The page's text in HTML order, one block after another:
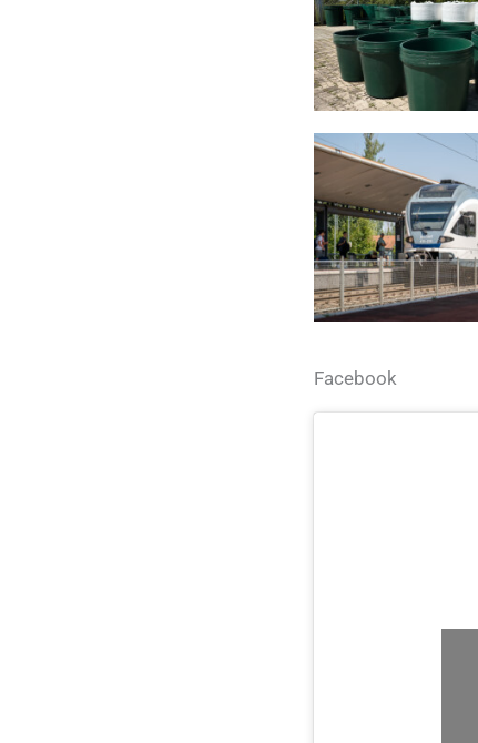
Facebook